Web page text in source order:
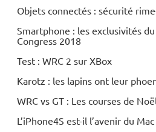
Objets connectés : sécurité
Smartphone : les exclusivités
Congress 2018
Test : WRC 2 sur XBox
Karotz : les lapins ont leur
WRC vs GT : Les courses de Noël
L’iPhone4S est-il l’avenir du Mac